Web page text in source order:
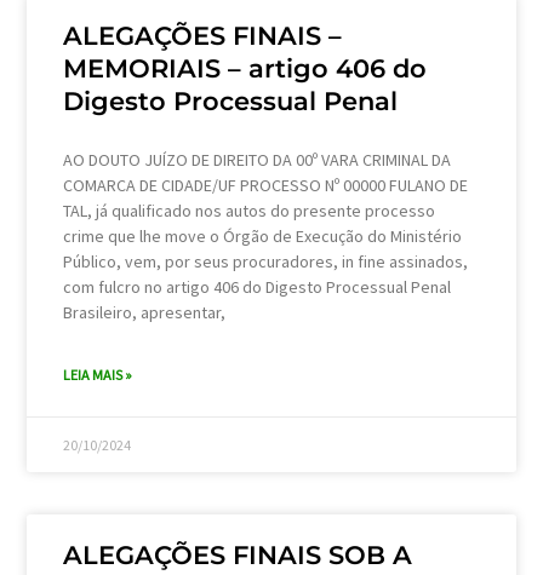
ALEGAÇÕES FINAIS –
MEMORIAIS – artigo 406 do
Digesto Processual Penal
AO DOUTO JUÍZO DE DIREITO DA 00º VARA CRIMINAL DA
COMARCA DE CIDADE/UF PROCESSO Nº 00000 FULANO DE
TAL, já qualificado nos autos do presente processo
crime que lhe move o Órgão de Execução do Ministério
Público, vem, por seus procuradores, in fine assinados,
com fulcro no artigo 406 do Digesto Processual Penal
Brasileiro, apresentar,
LEIA MAIS »
20/10/2024
ALEGAÇÕES FINAIS SOB A